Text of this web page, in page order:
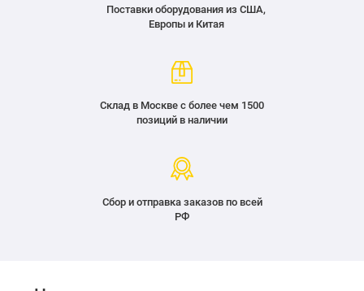
Поставки оборудования из США,
Европы и Китая
Склад в Москве с более чем 1500
позиций в наличии
Сбор и отправка заказов по всей
РФ